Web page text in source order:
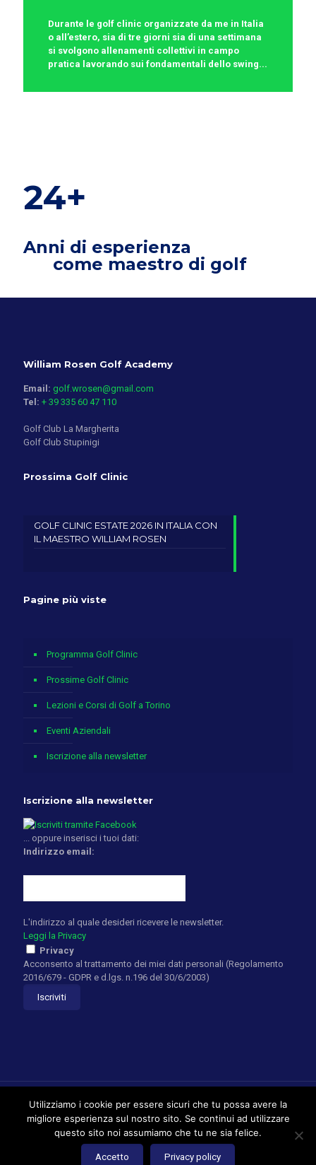
Durante le golf clinic organizzate da me in Italia
o all’estero, sia di tre giorni sia di una settimana
si svolgono allenamenti collettivi in campo
pratica lavorando sui fondamentali dello swing...
24+
Anni di esperienza
come maestro di golf
William Rosen Golf Academy
Email: golf.wrosen@gmail.com
Tel: + 39 335 60 47 110
Golf Club La Margherita
Golf Club Stupinigi
Prossima Golf Clinic
GOLF CLINIC ESTATE 2026 IN ITALIA CON
IL MAESTRO WILLIAM ROSEN
Pagine più viste
Programma Golf Clinic
Prossime Golf Clinic
Lezioni e Corsi di Golf a Torino
Eventi Aziendali
Iscrizione alla newsletter
Iscrizione alla newsletter
... oppure inserisci i tuoi dati:
Indirizzo email:
L'indirizzo al quale desideri ricevere le newsletter.
Leggi la Privacy
Privacy
Acconsento al trattamento dei miei dati personali (Regolamento
2016/679 - GDPR e d.lgs. n.196 del 30/6/2003)
William Rosen Golf Academy - Powered byENRYWEB Web
Agency
Utilizziamo i cookie per essere sicuri che tu possa avere la
migliore esperienza sul nostro sito. Se continui ad utilizzare
questo sito noi assumiamo che tu ne sia felice.
Accetto Privacy policy